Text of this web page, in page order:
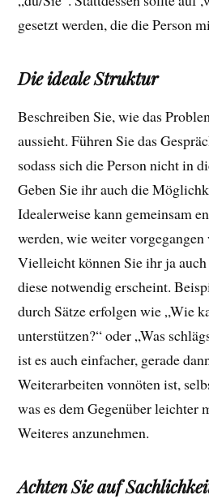
gesetzt werden, die die Person
Die ideale Struktur
Beschreiben Sie, wie das
aussieht. Führen Sie das
sodass sich die Person nicht in
Geben Sie ihr auch die
Idealerweise kann gemeinsam
werden, wie weiter vorgegangen
Vielleicht können Sie ihr ja
diese notwendig erscheint.
durch Sätze erfolgen wie „Wie
unterstützen?“ oder „Was
ist es auch einfacher, gerade
Weiterarbeiten vonnöten ist,
was es dem Gegenüber leichter
Weiteres anzunehmen.
Achten Sie auf